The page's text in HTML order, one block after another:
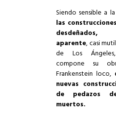
Siendo sensible a la
las
aparente, casi
de Los
compone su
Frankenstein loco,
nuevas
de pedazos
muertos.